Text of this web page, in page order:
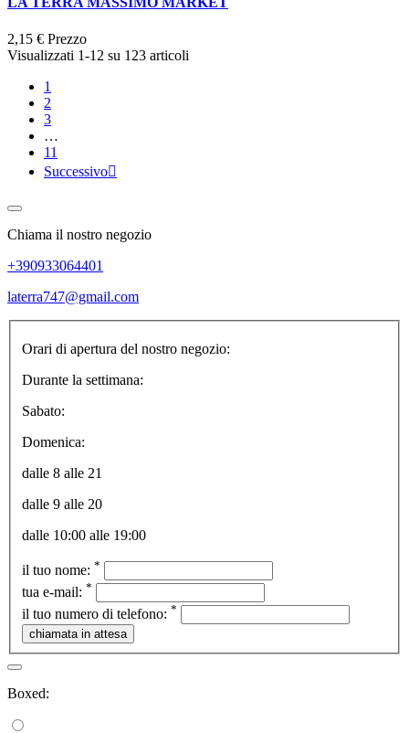
2,15 € Prezzo
Visualizzati 1-12 su 123 articoli
1
2
3
…
11
Successivo
Chiama il nostro negozio
+390933064401
laterra747@gmail.com
Orari di apertura del nostro negozio:
Durante la settimana:
Sabato:
Domenica:
dalle 8 alle 21
dalle 9 alle 20
dalle 10:00 alle 19:00
il tuo nome: *
tua e-mail: *
il tuo numero di telefono: *
Boxed: